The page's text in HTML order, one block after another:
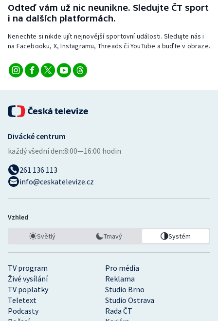
Odteď vám už nic neunikne. Sledujte ČT sport
i na dalších platformách.
Nenechte si nikde ujít nejnovější sportovní události. Sledujte nás i
na Facebooku, X, Instagramu, Threads či YouTube a buďte v obraze.
TV program
Pro média
Živé vysílání
Reklama
TV poplatky
Studio Brno
Teletext
Studio Ostrava
Podcasty
Rada ČT
Divácké centrum
každý všední den:8:00—16:00 hodin
261 136 113
info@ceskatelevize.cz
Vzhled
Světlý Tmavý Systém